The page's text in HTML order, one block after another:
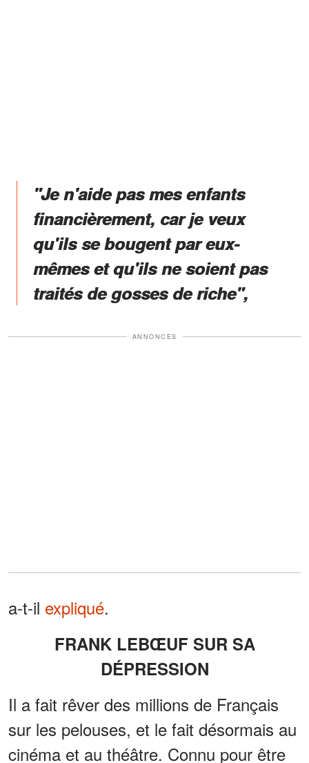
"Je n'aide pas mes enfants
financièrement, car je veux
qu'ils se bougent par eux-
mêmes et qu'ils ne soient pas
traités de gosses de riche",
ANNONCES
a-t-il expliqué.
FRANK LEBŒUF SUR SA
DÉPRESSION
Il a fait rêver des millions de Français
sur les pelouses, et le fait désormais au
cinéma et au théâtre. Connu pour être